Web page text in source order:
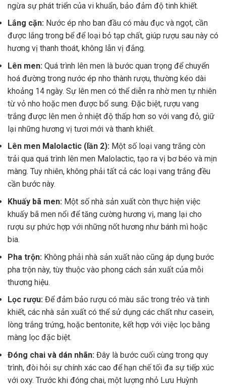
ngừa sự phát triển của vi khuẩn, bảo đảm độ tinh khiết.
Lắng cặn: Nước ép nho ban đầu có màu đục và ngọt, cần
được lắng trong bể để loại bỏ tạp chất, giúp rượu sau này có
hương vị thanh thoát, không lẫn vị đắng.
Lên men: Quá trình lên men là bước quan trọng để chuyển
hoá đường trong nước ép nho thành rượu, thường kéo dài
khoảng 14 ngày. Sự lên men có thể diễn ra nhờ men tự nhiên
từ vỏ nho hoặc men được bổ sung. Đặc biệt, rượu vang
trắng được lên men ở nhiệt độ thấp hơn so với vang đỏ, giữ
lại những hương vị tươi mới và thanh khiết.
Lên men Malolactic (lần 2): Một số loại vang trắng còn
trải qua quá trình lên men Malolactic, tạo ra vị bơ béo và mịn
màng. Tuy nhiên, không phải tất cả các loại vang trắng đều
cần bước này.
Khuấy bã men: Một số nhà sản xuất còn thực hiện việc
khuấy bã men nổi để tăng cường hương vị, mang lại cho
rượu sự phức hợp với những nốt hương như bánh mì hoặc
bia.
Pha trộn: Không phải nhà sản xuất nào cũng áp dụng bước
pha trộn này, tùy thuộc vào phong cách sản xuất của mỗi
thương hiệu.
Lọc rượu: Để đảm bảo rượu có màu sắc trong trẻo và tinh
khiết, các nhà sản xuất có thể sử dụng các chất như casein,
lòng trắng trứng, hoặc bentonite, kết hợp với việc lọc bằng
màng lọc đặc biệt.
Đóng chai và dán nhãn: Đây là bước cuối cùng trong quy
trình, đòi hỏi sự chính xác cao để hạn chế tối đa sự tiếp xúc
với oxy. Trước khi đóng chai, một lượng nhỏ Lưu Huỳnh